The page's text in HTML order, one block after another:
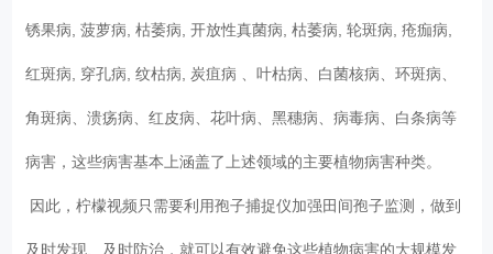
锈果病, 菠萝病, 枯萎病, 开放性真菌病, 枯萎病, 轮斑病, 疮痂病,
红斑病, 穿孔病, 纹枯病, 炭疽病 、叶枯病、白菌核病、环斑病、
角斑病、溃疡病、红皮病、花叶病、黑穗病、病毒病、白条病等
病害，这些病害基本上涵盖了上述领域的主要植物病害种类。
因此，柠檬视频只需要利用孢子捕捉仪加强田间孢子监测，做到
及时发现、及时防治，就可以有效避免这些植物病害的大规模发